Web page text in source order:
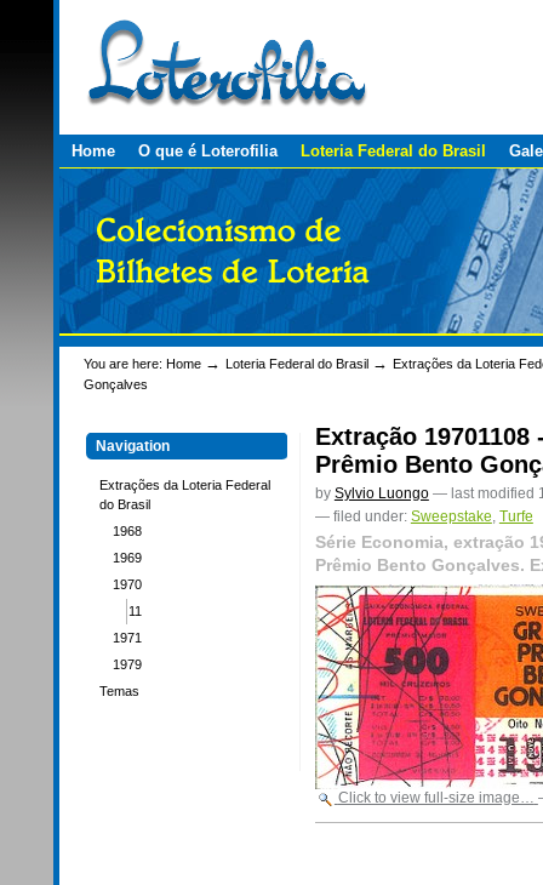
content.
Home O que é Loterofilia Loteria Federal do Brasil
You are here: Home → Loteria Federal do Brasil → Extrações da Loteria
Gonçalves
Extração
Prêmio Bento
by Sylvio Luongo — last modified
— filed under: Sweepstake, Turfe
Série Economia, extração
Prêmio Bento Gonçalves.
Click to view full-size image…
Navigation
Extrações da Loteria Federal
do Brasil
1968
1969
1970
11
1971
1979
Temas